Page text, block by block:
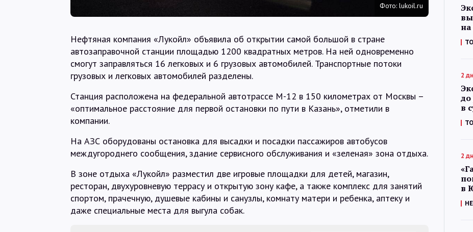
Фото: lukoil.ru
Нефтяная компания «Лукойл» объявила об открытии самой большой в стране
автозаправочной станции площадью 1200 квадратных метров. На ней одновременно
смогут заправляться 16 легковых и 6 грузовых автомобилей. Транспортные потоки
грузовых и легковых автомобилей разделены.
Станция расположена на федеральной автотрассе М-12 в 150 километрах от Москвы –
«оптимальное расстояние для первой остановки по пути в Казань», отметили в
компании.
На АЗС оборудованы остановка для высадки и посадки пассажиров автобусов
междугороднего сообщения, здание сервисного обслуживания и «зеленая» зона отдыха.
В зоне отдыха «Лукойл» разместил две игровые площадки для детей, магазин,
ресторан, двухуровневую террасу и открытую зону кафе, а также комплекс для занятий
спортом, прачечную, душевые кабины и санузлы, комнату матери и ребенка, аптеку и
даже специальные места для выгула собак.
2
до
в
2
в